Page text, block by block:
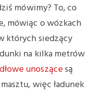
mówimy? To, co
mówiąc o wózkach
których siedzący
na kilka metrów
unoszącesą
więc ładunek